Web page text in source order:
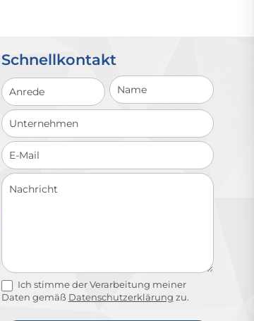
Schnellkontakt
Schnellkontakt
Ich stimme der Verarbeitung meiner
Daten gemäß Datenschutzerklärung zu.